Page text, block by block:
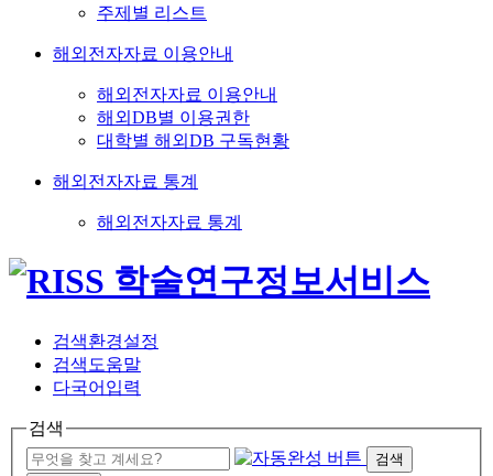
주제별 리스트
해외전자자료 이용안내
해외전자자료 이용안내
해외DB별 이용권한
대학별 해외DB 구독현황
해외전자자료 통계
해외전자자료 통계
검색환경설정
검색도움말
다국어입력
검색
검색